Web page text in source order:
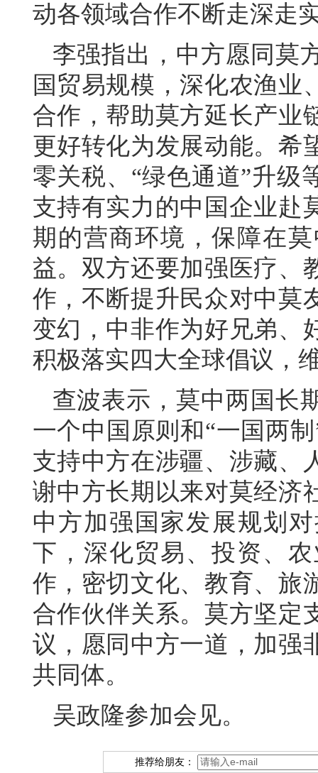
动各领域合作不断走深走
李强指出，中方愿同莫
国贸易规模，深化农渔业
合作，帮助莫方延长产业
更好转化为发展动能。希
零关税、“绿色通道”升级
支持有实力的中国企业赴
期的营商环境，保障在
益。双方还要加强医疗、
作，不断提升民众对中莫
变幻，中非作为好兄弟、
积极落实四大全球倡议，
查波表示，莫中两国长
一个中国原则和“一国两
支持中方在涉疆、涉藏、
谢中方长期以来对莫经济
中方加强国家发展规划
下，深化贸易、投资、
作，密切文化、教育、旅
合作伙伴关系。莫方坚定
议，愿同中方一道，加强
共同体。
吴政隆参加会见。
推荐给朋友：